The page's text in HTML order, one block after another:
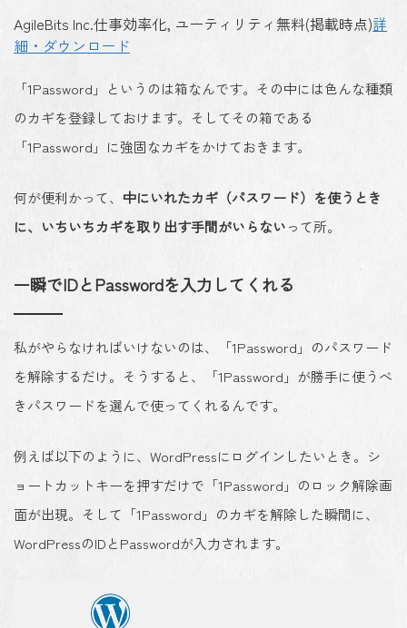
AgileBits Inc.仕事効率化, ユーティリティ無料(掲載時点)詳
細・ダウンロード
「1Password」というのは箱なんです。その中には色んな種類
のカギを登録しておけます。そしてその箱である
「1Password」に強固なカギをかけておきます。
何が便利かって、 中にいれたカギ（パスワード）を使うとき
に、いちいちカギを取り出す手間がいらないって所。
一瞬でIDとPasswordを入力してくれる
私がやらなければいけないのは、「1Password」のパスワード
を解除するだけ。そうすると、「1Password」が勝手に使うべ
きパスワードを選んで使ってくれるんです。
例えば以下のように、WordPressにログインしたいとき。シ
ョートカットキーを押すだけで「1Password」のロック解除画
面が出現。そして「1Password」のカギを解除した瞬間に、
WordPressのIDとPasswordが入力されます。